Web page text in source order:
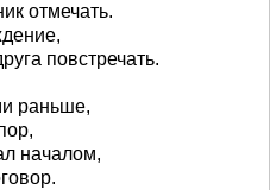
отмечать.
повстречать.
раньше,
началом,